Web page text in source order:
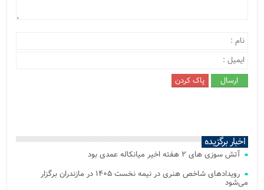
اخبار برگزیده
آتش‌ سوزی‌ های ۲ هفته اخیر میانکاله عمدی بود
رویدادهای شاخص هنری در نیمه نخست ۱۴۰۵ در مازندران برگزار
می‌شود